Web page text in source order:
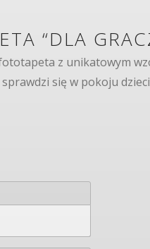
“DLA
z unikatowym
się w pokoju